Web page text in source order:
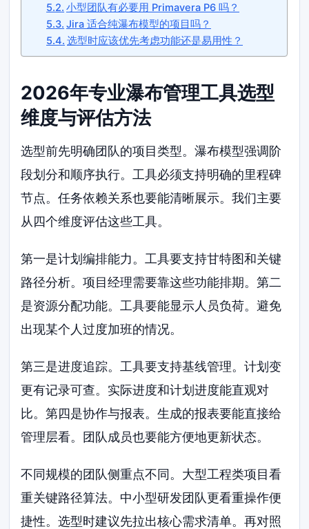
小型团队有必要用 Primavera P6 吗？
Jira 适合纯瀑布模型的项目吗？
选型时应该优先考虑功能还是易用性？
2026年专业瀑布管理工具选型
维度与评估方法
选型前先明确团队的项目类型。瀑布模型强调阶
段划分和顺序执行。工具必须支持明确的里程碑
节点。任务依赖关系也要能清晰展示。我们主要
从四个维度评估这些工具。
第一是计划编排能力。工具要支持甘特图和关键
路径分析。项目经理需要靠这些功能排期。第二
是资源分配功能。工具要能显示人员负荷。避免
出现某个人过度加班的情况。
第三是进度追踪。工具要支持基线管理。计划变
更有记录可查。实际进度和计划进度能直观对
比。第四是协作与报表。生成的报表要能直接给
管理层看。团队成员也要能方便地更新状态。
不同规模的团队侧重点不同。大型工程类项目看
重关键路径算法。中小型研发团队更看重操作便
捷性。选型时建议先拉出核心需求清单。再对照